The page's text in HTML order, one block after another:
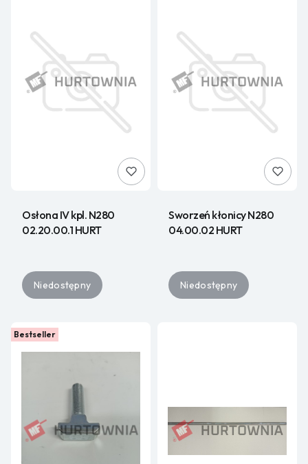
Osłona IV kpl. N280
02.20.00.1 HURT
Niedostępny
Sworzeń kłonicy N280
04.00.02 HURT
Niedostępny
Bestseller